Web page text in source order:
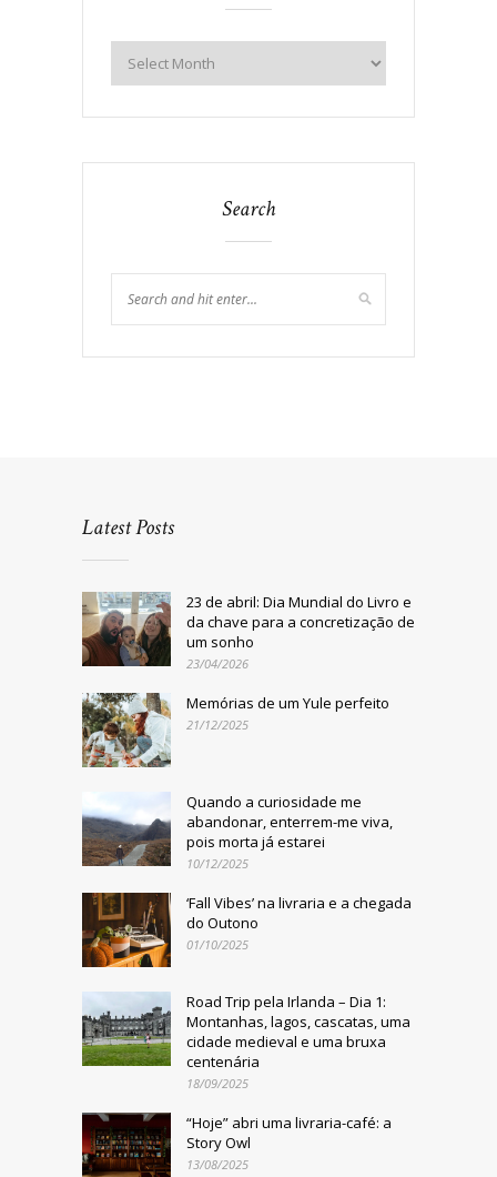
Search
Latest Posts
23 de abril: Dia Mundial do Livro e
da chave para a concretização de
um sonho
23/04/2026
Memórias de um Yule perfeito
21/12/2025
Quando a curiosidade me
abandonar, enterrem-me viva,
pois morta já estarei
10/12/2025
‘Fall Vibes’ na livraria e a chegada
do Outono
01/10/2025
Road Trip pela Irlanda – Dia 1:
Montanhas, lagos, cascatas, uma
cidade medieval e uma bruxa
centenária
18/09/2025
“Hoje” abri uma livraria-café: a
Story Owl
13/08/2025